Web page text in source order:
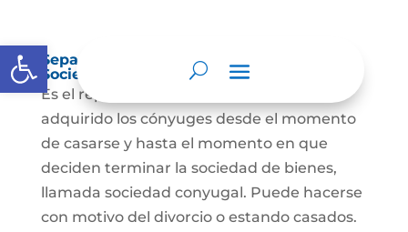
Abrir barra de herramientas
Separación de Bienes o Liquidación de
Sociedad Conyugal
Es el reparto de los bienes que han
adquirido los cónyuges desde el momento
de casarse y hasta el momento en que
deciden terminar la sociedad de bienes,
llamada sociedad conyugal. Puede hacerse
con motivo del divorcio o estando casados.